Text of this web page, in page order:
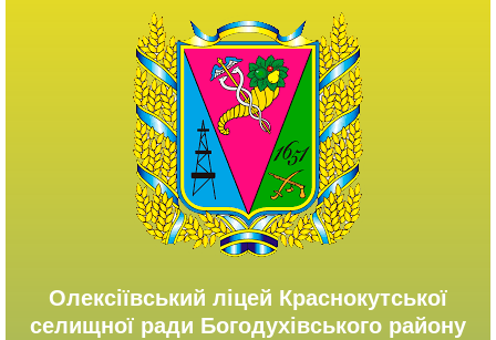
Олексіївський ліцей Краснокутської
селищної ради Богодухівського району